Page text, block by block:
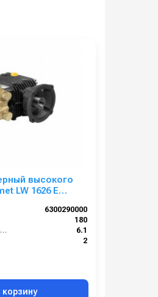
высокого
LW 1626 E
6300290000
180
Производительность (л/мин):
6.1
2
корзину